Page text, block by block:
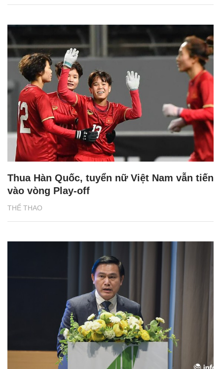
THỂ THAO
Thua Hàn Quốc, tuyển nữ Việt Nam vẫn tiến
vào vòng Play-off